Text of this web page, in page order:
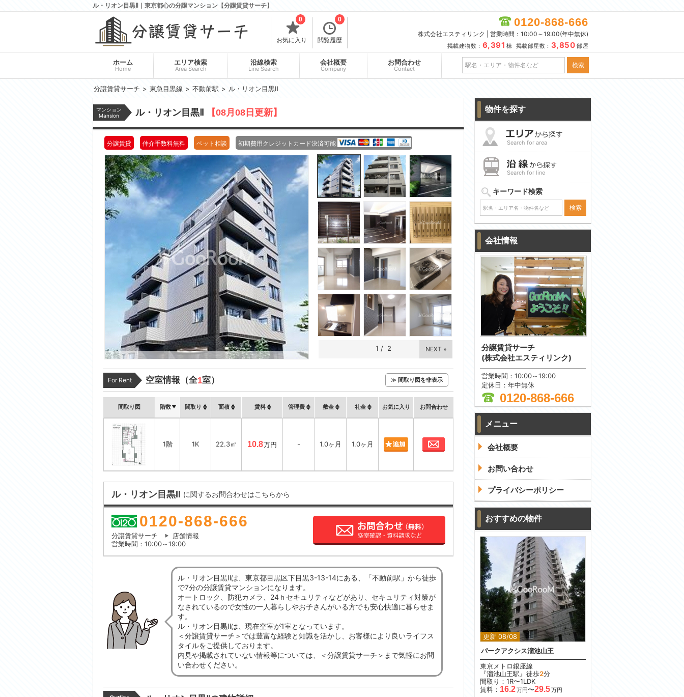
ル・リオン目黒Ⅱ｜東京都心の分譲マンション【分譲賃貸サーチ】
お気に入り
0
閲覧履歴
0 0120-868-666
株式会社エスティリンク | 営業時間：10:00～19:00(年中無休)
掲載建物数： 6,391 棟 掲載部屋数： 3,850 部屋
ホーム
Home
エリア検索
Area Search
沿線検索
Line Search
会社概要
Company
お問合わせ
Contact
分譲賃貸サーチ 東急目黒線 不動前駅 ル・リオン目黒Ⅱ
マンション
Mansion
ル・リオン目黒Ⅱ 【08月08日更新】
分譲賃貸 仲介手数料無料 ペット相談 初期費用クレジットカード決済可能
1 / 2 NEXT »
For Rent 空室情報（全1室） ≫ 間取り図を非表示
間取り図 階数 間取り 面積 賃料 管理費 敷金 礼金 お気に入り お問合わせ
1階 1K 22.3㎡ 10.8万円 - 1.0ヶ月 1.0ヶ月 お問合わせ
ル・リオン目黒Ⅱ に関するお問合わせはこちらから
0120-868-666
分譲賃貸サーチ
店舗情報
営業時間：10:00～19:00
ル・リオン目黒Ⅱは、東京都目黒区下目黒3-13-14にある、「不動前駅」から徒歩
で7分の分譲賃貸マンションになります。
オートロック、防犯カメラ、24ｈセキュリティなどがあり、セキュリティ対策が
なされているので女性の一人暮らしやお子さんがいる方でも安心快適に暮らせま
す。
ル・リオン目黒Ⅱは、現在空室が1室となっています。
＜分譲賃貸サーチ＞では豊富な経験と知識を活かし、お客様により良いライフス
タイルをご提供しております。
内見や掲載されていない情報等については、＜分譲賃貸サーチ＞まで気軽にお問
い合わせください。
物件を探す
Search for area
Search for line
キーワード検索
会社情報
分譲賃貸サーチ
(株式会社エスティリンク)
営業時間：10:00～19:00
定休日：年中無休
0120-868-666
メニュー
会社概要
お問い合わせ
プライバシーポリシー
おすすめの物件
更新 08/08
パークアクシス溜池山王
東京メトロ銀座線
『溜池山王駅』徒歩2分
間取り：1R〜1LDK
賃料： 16.2万円〜29.5万円